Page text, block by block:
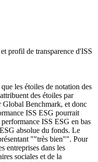
profil de transparence d'ISS
les étoiles de notation des
des étoiles par
Global Benchmark, et donc
ISS ESG pourrait
ISS ESG en bas
absolue du fonds. Le
""très bien"". Pour
entreprises dans les
sociales et de la